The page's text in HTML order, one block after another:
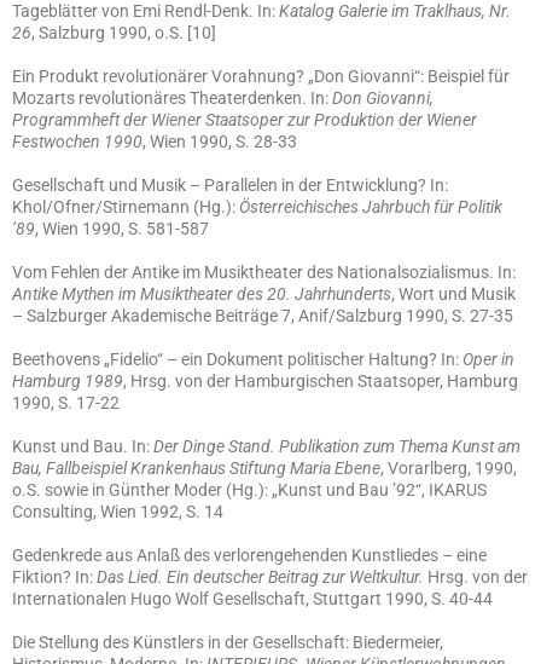
Tageblätter von Emi Rendl-Denk. In:Katalog Galerie im Traklhaus, Nr.
26, Salzburg 1990, o.S. [10]
Ein Produkt revolutionärer Vorahnung? „Don Giovanni“: Beispiel für
Mozarts revolutionäres Theaterdenken. In:Don Giovanni,
Programmheft der Wiener Staatsoper zur Produktion der Wiener
Festwochen 1990, Wien 1990, S. 28-33
Gesellschaft und Musik – Parallelen in der Entwicklung? In:
Khol/Ofner/Stirnemann (Hg.): Österreichisches Jahrbuch für Politik
’89, Wien 1990, S. 581-587
Vom Fehlen der Antike im Musiktheater des Nationalsozialismus. In:
Antike Mythen im Musiktheater des 20. Jahrhunderts, Wort und Musik
– Salzburger Akademische Beiträge 7, Anif/Salzburg 1990, S. 27-35
Beethovens „Fidelio“ – ein Dokument politischer Haltung? In: Oper in
Hamburg 1989, Hrsg. von der Hamburgischen Staatsoper, Hamburg
1990, S. 17-22
Kunst und Bau. In:Der Dinge Stand. Publikation zum Thema Kunst am
Bau, Fallbeispiel Krankenhaus Stiftung Maria Ebene, Vorarlberg, 1990,
o.S. sowie in Günther Moder (Hg.): „Kunst und Bau ’92“, IKARUS
Consulting, Wien 1992, S. 14
Gedenkrede aus Anlaß des verlorengehenden Kunstliedes – eine
Fiktion? In:Das Lied. Ein deutscher Beitrag zur Weltkultur. Hrsg. von der
Internationalen Hugo Wolf Gesellschaft, Stuttgart 1990, S. 40-44
Die Stellung des Künstlers in der Gesellschaft: Biedermeier,